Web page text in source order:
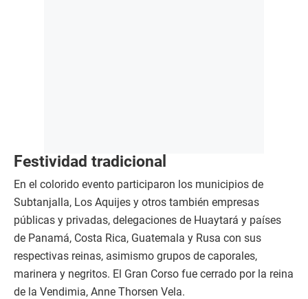
Festividad tradicional
En el colorido evento participaron los municipios de
Subtanjalla, Los Aquijes y otros también empresas
públicas y privadas, delegaciones de Huaytará y países
de Panamá, Costa Rica, Guatemala y Rusa con sus
respectivas reinas, asimismo grupos de caporales,
marinera y negritos. El Gran Corso fue cerrado por la reina
de la Vendimia, Anne Thorsen Vela.